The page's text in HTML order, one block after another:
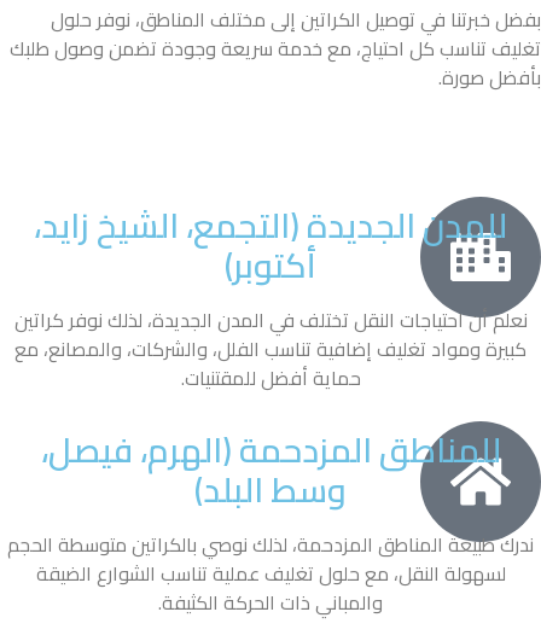
بفضل خبرتنا في توصيل الكراتين إلى مختلف المناطق، نوفر حلول
تغليف تناسب كل احتياج، مع خدمة سريعة وجودة تضمن وصول طلبك
بأفضل صورة.
للمدن الجديدة (التجمع، الشيخ زايد،
أكتوبر)
نعلم أن احتياجات النقل تختلف في المدن الجديدة، لذلك نوفر كراتين
كبيرة ومواد تغليف إضافية تناسب الفلل، والشركات، والمصانع، مع
حماية أفضل للمقتنيات.
للمناطق المزدحمة (الهرم، فيصل،
وسط البلد)
ندرك طبيعة المناطق المزدحمة، لذلك نوصي بالكراتين متوسطة الحجم
لسهولة النقل، مع حلول تغليف عملية تناسب الشوارع الضيقة
والمباني ذات الحركة الكثيفة.